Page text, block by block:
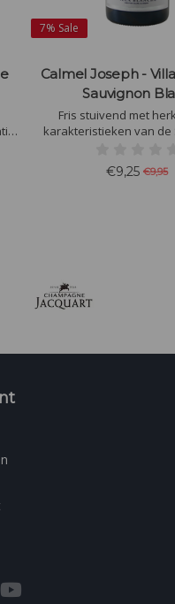
7% Sale
Calmel Joseph -
Sauvignon
Fris stuivend met
karakteristieken van de
aangevuld door een fijne
waardoor er een sappig
€9,25 €9,95